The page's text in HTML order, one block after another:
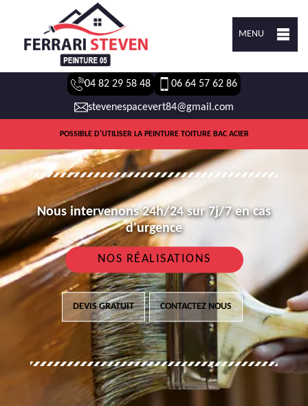
MENU
04 82 29 58 48 06 64 57 62 86
stevenespacevert84@gmail.com
POSSIBLE D'UTILISER LA PEINTURE TOITURE BAC ACIER
Nous intervenons 24h/24 sur 7j/7 en cas
d'urgence
NOS RÉALISATIONS
DEVIS GRATUIT CONTACTEZ NOUS